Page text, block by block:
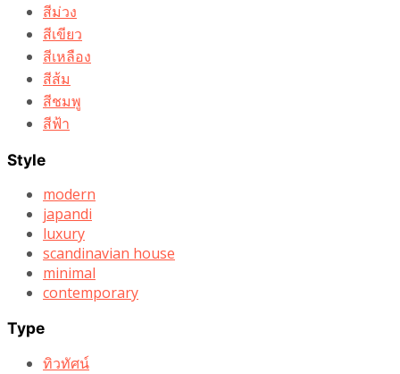
สีม่วง
สีเขียว
สีเหลือง
สีส้ม
สีชมพู
สีฟ้า
Style
modern
japandi
luxury
scandinavian house
minimal
contemporary
Type
ทิวทัศน์